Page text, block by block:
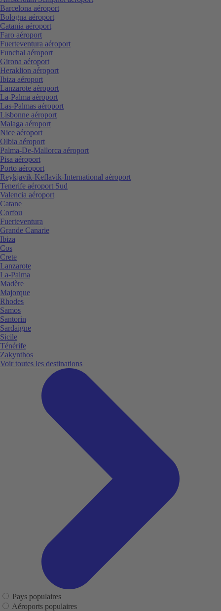
Barcelona aéroport
Bologna aéroport
Catania aéroport
Faro aéroport
Fuerteventura aéroport
Funchal aéroport
Girona aéroport
Heraklion aéroport
Ibiza aéroport
Lanzarote aéroport
La-Palma aéroport
Las-Palmas aéroport
Lisbonne aéroport
Malaga aéroport
Nice aéroport
Olbia aéroport
Palma-De-Mallorca aéroport
Pisa aéroport
Porto aéroport
Reykjavik-Keflavik-International aéroport
Tenerife aéroport Sud
Valencia aéroport
Catane
Corfou
Fuerteventura
Grande Canarie
Ibiza
Cos
Crete
Lanzarote
La-Palma
Madère
Majorque
Rhodes
Samos
Santorin
Sardaigne
Sicile
Ténérife
Zakynthos
Voir toutes les destinations
Pays populaires
Aéroports populaires